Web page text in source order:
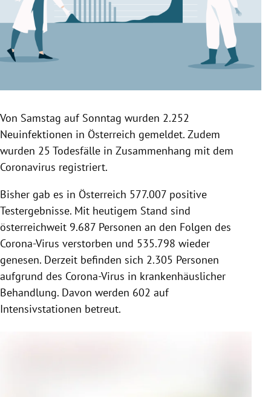
Untermenü
Untermenü
Untermenü
Untermenü
Von Samstag auf Sonntag wurden 2.252
Neuinfektionen in Österreich gemeldet. Zudem
wurden 25 Todesfälle in Zusammenhang mit dem
Coronavirus registriert.
Bisher gab es in Österreich 577.007 positive
Testergebnisse. Mit heutigem Stand sind
österreichweit 9.687 Personen an den Folgen des
Corona-Virus verstorben und 535.798 wieder
genesen. Derzeit befinden sich 2.305 Personen
aufgrund des Corona-Virus in krankenhäuslicher
Behandlung. Davon werden 602 auf
Intensivstationen betreut.